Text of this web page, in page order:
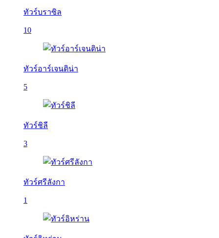
ทัวร์บราซิล
10
ทัวร์อาร์เจนติน่า
5
ทัวร์ชิลี
3
ทัวร์ศรีลังกา
1